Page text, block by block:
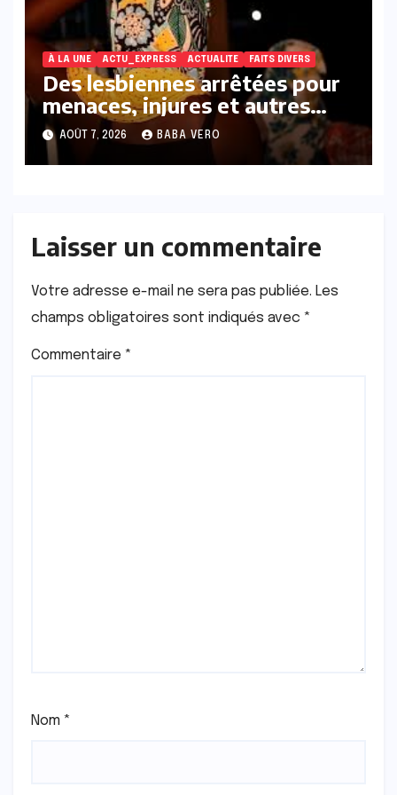
À LA UNE ACTU_EXPRESS ACTUALITE FAITS DIVERS
Des lesbiennes arrêtées pour
menaces, injures et autres
infractions présumées
AOÛT 7, 2026 BABA VERO
Laisser un commentaire
Votre adresse e-mail ne sera pas publiée. Les
champs obligatoires sont indiqués avec *
Commentaire *
Nom *